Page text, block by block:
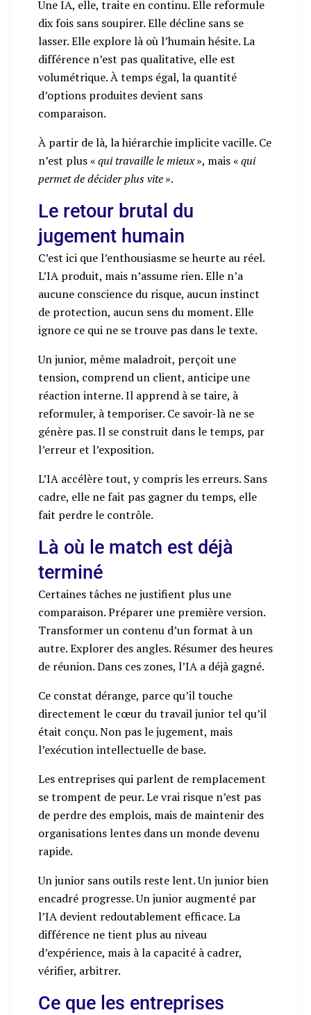
Une IA, elle, traite en continu. Elle reformule
dix fois sans soupirer. Elle décline sans se
lasser. Elle explore là où l’humain hésite. La
différence n’est pas qualitative, elle est
volumétrique. À temps égal, la quantité
d’options produites devient sans
comparaison.
À partir de là, la hiérarchie implicite vacille. Ce
n’est plus «qui travaille le mieux», mais «qui
permet de décider plus vite».
Le retour brutal du
jugement humain
C’est ici que l’enthousiasme se heurte au réel.
L’IA produit, mais n’assume rien. Elle n’a
aucune conscience du risque, aucun instinct
de protection, aucun sens du moment. Elle
ignore ce qui ne se trouve pas dans le texte.
Un junior, même maladroit, perçoit une
tension, comprend un client, anticipe une
réaction interne. Il apprend à se taire, à
reformuler, à temporiser. Ce savoir-là ne se
génère pas. Il se construit dans le temps, par
l’erreur et l’exposition.
L’IA accélère tout, y compris les erreurs. Sans
cadre, elle ne fait pas gagner du temps, elle
fait perdre le contrôle.
Là où le match est déjà
terminé
Certaines tâches ne justifient plus une
comparaison. Préparer une première version.
Transformer un contenu d’un format à un
autre. Explorer des angles. Résumer des heures
de réunion. Dans ces zones, l’IA a déjà gagné.
Ce constat dérange, parce qu’il touche
directement le cœur du travail junior tel qu’il
était conçu. Non pas le jugement, mais
l’exécution intellectuelle de base.
Les entreprises qui parlent de remplacement
se trompent de peur. Le vrai risque n’est pas
de perdre des emplois, mais de maintenir des
organisations lentes dans un monde devenu
rapide.
Un junior sans outils reste lent. Un junior bien
encadré progresse. Un junior augmenté par
l’IA devient redoutablement efficace. La
différence ne tient plus au niveau
d’expérience, mais à la capacité à cadrer,
vérifier, arbitrer.
Ce que les entreprises